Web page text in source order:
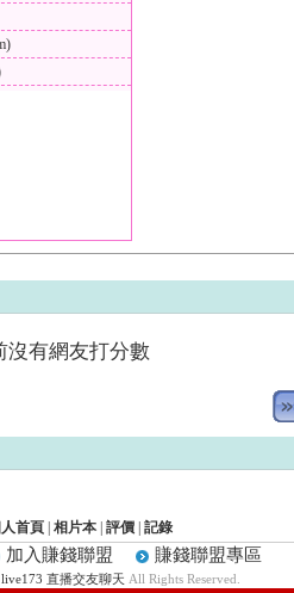
沒有網友打分數
首頁 相片本 評價 記錄
加入賺錢聯盟 賺錢聯盟專區
live173 直播交友聊天 All Rights Reserved.